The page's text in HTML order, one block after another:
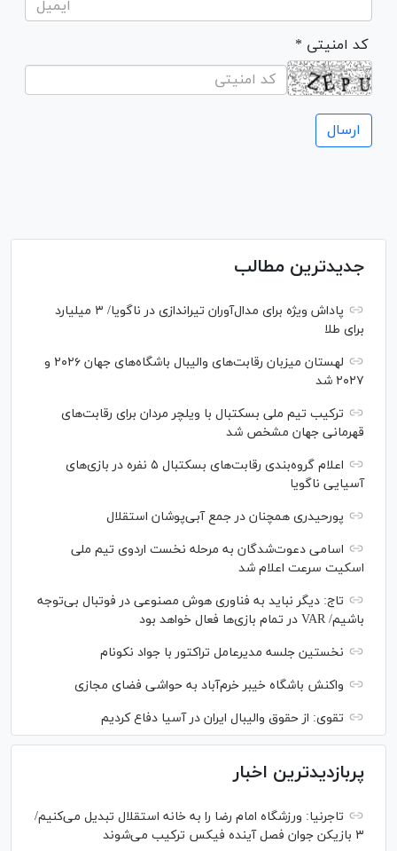
* کد امنیتی
جدیدترین مطالب
پاداش ویژه برای مدال‌آوران تیراندازی در ناگویا/ ۳ میلیارد
برای طلا
لهستان میزبان رقابت‌های والیبال باشگاه‌های جهان ۲۰۲۶ و
۲۰۲۷ شد
ترکیب تیم ملی بسکتبال با ویلچر مردان برای رقابت‌های
قهرمانی جهان مشخص شد
اعلام گروه‌بندی رقابت‌های بسکتبال ۵ نفره در بازی‌های
آسیایی ناگویا
پورحیدری همچنان در جمع آبی‌پوشان استقلال
اسامی دعوت‌شدگان به مرحله نخست اردوی تیم ملی
اسکیت سرعت اعلام شد
تاج: دیگر نباید به فناوری هوش مصنوعی در فوتبال بی‌توجه
باشیم/ VAR در تمام بازی‌ها فعال خواهد بود
نخستین جلسه مدیرعامل تراکتور با جواد نکونام
واکنش باشگاه خیبر خرم‌آباد به حواشی فضای مجازی
تقوی: از حقوق والیبال ایران در آسیا دفاع کردیم
پربازدیدترین اخبار
تاجرنیا: ورزشگاه امام رضا را به خانه استقلال تبدیل می‌کنیم/
۳ بازیکن جوان فصل آینده فیکس ترکیب می‌شوند